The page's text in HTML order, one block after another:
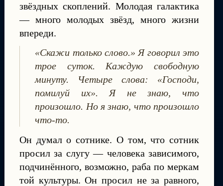
звёздных скоплений. Молодая галактика
— много молодых звёзд, много жизни
впереди.
«Скажи только слово.» Я говорил это
трое суток. Каждую свободную
минуту. Четыре слова: «Господи,
помилуй их». Я не знаю, что
произошло. Но я знаю, что произошло
что-то.
Он думал о сотнике. О том, что сотник
просил за слугу — человека зависимого,
подчинённого, возможно, раба по меркам
той культуры. Он просил не за равного,